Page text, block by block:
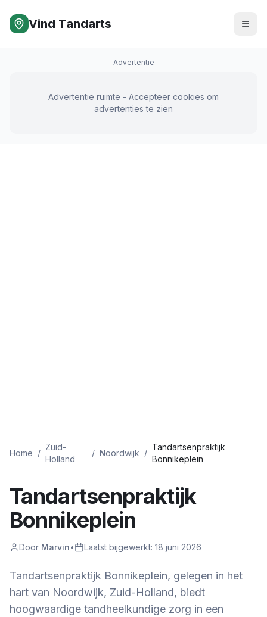
Vind Tandarts
Advertentie
Advertentie ruimte - Accepteer cookies om
advertenties te zien
Home /
Zuid-
Holland
/ Noordwijk /
Tandartsenpraktijk
Bonnikeplein
Tandartsenpraktijk
Bonnikeplein
Door Marvin• Laatst bijgewerkt: 18 juni 2026
Tandartsenpraktijk Bonnikeplein, gelegen in het
hart van Noordwijk, Zuid-Holland, biedt
hoogwaardige tandheelkundige zorg in een